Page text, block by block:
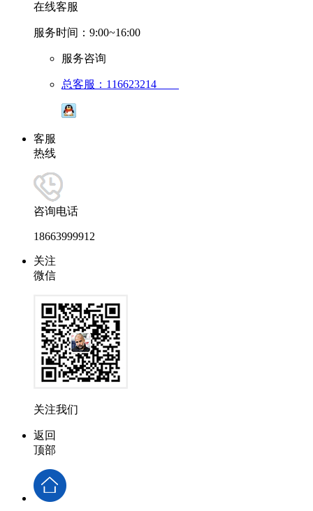
在线客服
服务时间：9:00~16:00
服务咨询
总客服：116623214
客服
热线
咨询电话
18663999912
关注
微信
关注我们
返回
顶部